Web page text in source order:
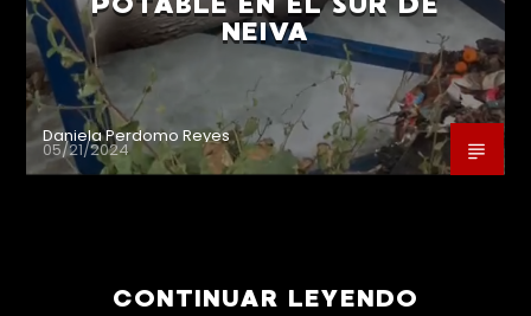
NEIVA
Daniela Perdomo Reyes
05/21/2024
CONTINUAR LEYENDO